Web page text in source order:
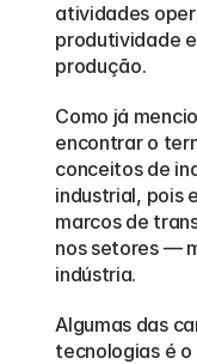
atividades
produtividade
produção.
Como já
encontrar o
conceitos de
industrial, pois
marcos de
nos setores —
indústria.
Algumas das
tecnologias é